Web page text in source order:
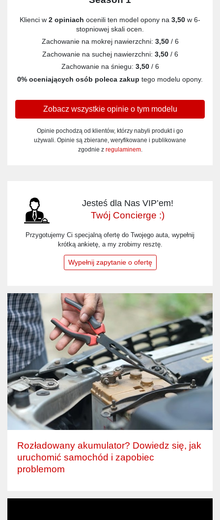
Klienci w 2 opiniach ocenili ten model opony na 3,50 w 6-
stopniowej skali ocen.
Zachowanie na mokrej nawierzchni: 3,50/ 6
Zachowanie na suchej nawierzchni: 3,50/ 6
Zachowanie na śniegu: 3,50/ 6
0% oceniających osób poleca zakup tego modelu opony.
Zobacz wszystkie opinie o tym modelu
Opinie pochodzą od klientów, którzy nabyli produkt i go
używali. Opinie są zbierane, weryfikowane i publikowane
zgodnie z regulaminem.
Jesteś dla Nas VIP’em!
Twój Concierge :)
Przygotujemy Ci specjalną ofertę do Twojego auta, wypełnij
krótką ankietę, a my zrobimy resztę.
Wypełnij zapytanie o ofertę
Rozładowany akumulator? Dowiedz się, jak
uruchomić samochód i zapobiec
problemom